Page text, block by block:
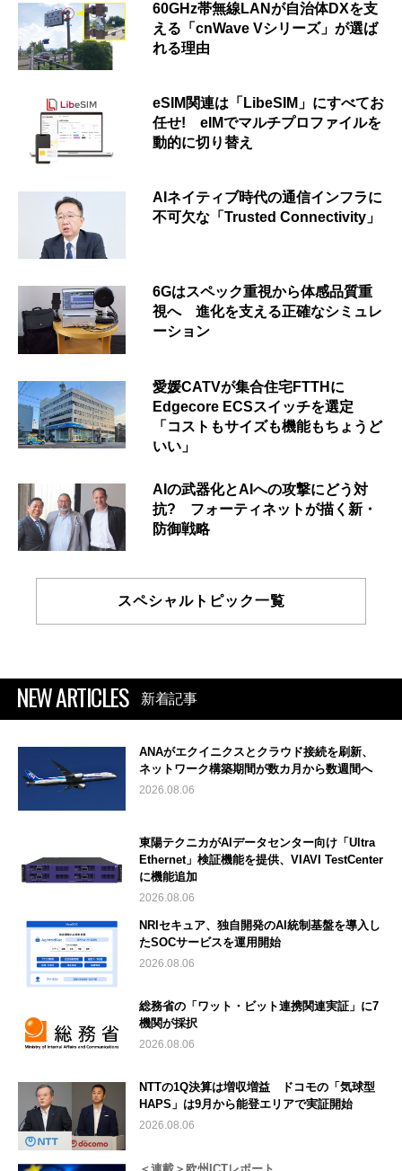
60GHz帯無線LANが自治体DXを支
える「cnWave Vシリーズ」が選ば
れる理由
eSIM関連は「LibeSIM」にすべてお
任せ! eIMでマルチプロファイルを
動的に切り替え
AIネイティブ時代の通信インフラに
不可欠な「Trusted Connectivity」
6Gはスペック重視から体感品質重
視へ 進化を支える正確なシミュレ
ーション
愛媛CATVが集合住宅FTTHに
Edgecore ECSスイッチを選定
「コストもサイズも機能もちょうど
いい」
AIの武器化とAIへの攻撃にどう対
抗? フォーティネットが描く新・
防御戦略
スペシャルトピック一覧
NEW ARTICLES 新着記事
ANAがエクイニクスとクラウド接続を刷新、
ネットワーク構築期間が数カ月から数週間へ
2026.08.06
東陽テクニカがAIデータセンター向け「Ultra
Ethernet」検証機能を提供、VIAVI TestCenter
に機能追加
2026.08.06
NRIセキュア、独自開発のAI統制基盤を導入し
たSOCサービスを運用開始
2026.08.06
総務省の「ワット・ビット連携関連実証」に7
機関が採択
2026.08.06
NTTの1Q決算は増収増益 ドコモの「気球型
HAPS」は9月から能登エリアで実証開始
2026.08.06